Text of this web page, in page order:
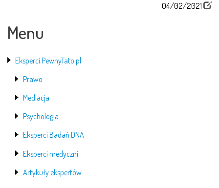
04/02/2021
Menu
Eksperci PewnyTato.pl
Prawo
Mediacja
Psychologia
Eksperci Badań DNA
Eksperci medyczni
Artykuły ekspertów